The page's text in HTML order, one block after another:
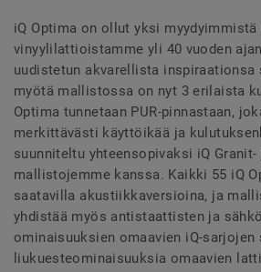
iQ Optima on ollut yksi
vinyylilattioistamme yli 40 vuoden
uudistetun akvarellista inspiraationsa
myötä mallistossa on nyt 3 erilaista
Optima tunnetaan PUR-pinnastaan,
merkittävästi käyttöikää ja
suunniteltu yhteensopivaksi iQ Granit-
mallistojemme kanssa. Kaikki 55 iQ
saatavilla akustiikkaversioina, ja
yhdistää myös antistaattisten ja
ominaisuuksien omaavien iQ-sarjojen
liukuesteominaisuuksia omaavien